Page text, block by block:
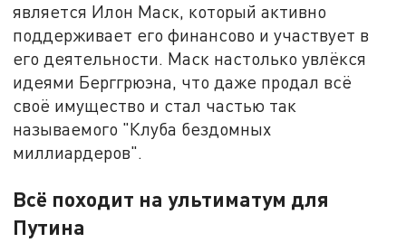
является Илон Маск, который активно
поддерживает его финансово и участвует в
его деятельности. Маск настолько увлёкся
идеями Берггрюэна, что даже продал всё
своё имущество и стал частью так
называемого "Клуба бездомных
миллиардеров".
Всё походит на ультиматум для
Путина